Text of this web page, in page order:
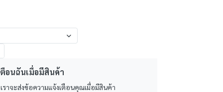
อนฉันเมื่อมีสินค้า
ราจะส่งข้อความแจ้งเตือนคุณเมื่อมีสินค้า